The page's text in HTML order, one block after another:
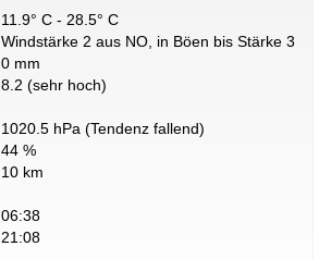
11.9° C - 28.5° C
Windstärke 2 aus NO, in Böen bis Stärke 3
0 mm
8.2 (sehr hoch)
1020.5 hPa (Tendenz fallend)
44 %
10 km
06:38
21:08